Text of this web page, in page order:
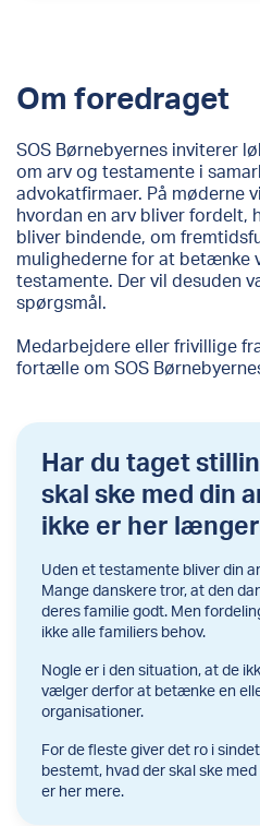
Om foredraget
SOS Børnebyernes inviterer
om arv og testamente i
advokatfirmaer. På møderne
hvordan en arv bliver fordelt,
bliver bindende, om
mulighederne for at betænke
testamente. Der vil desuden
spørgsmål.
Medarbejdere eller frivillige
fortælle om SOS
Har du taget
skal ske med din
ikke er her
Uden et testamente bliver din
Mange danskere tror, at den
deres familie godt. Men
ikke alle familiers behov.
Nogle er i den situation, at de
vælger derfor at betænke en
organisationer.
For de fleste giver det ro i
bestemt, hvad der skal ske
er her mere.